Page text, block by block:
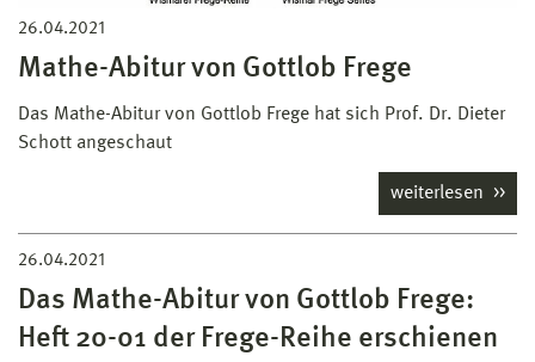
26.04.2021
Mathe-Abitur von Gottlob Frege
Das Mathe-Abitur von Gottlob Frege hat sich Prof. Dr. Dieter
Schott angeschaut
weiterlesen
26.04.2021
Das Mathe-Abitur von Gottlob Frege:
Heft 20-01 der Frege-Reihe erschienen